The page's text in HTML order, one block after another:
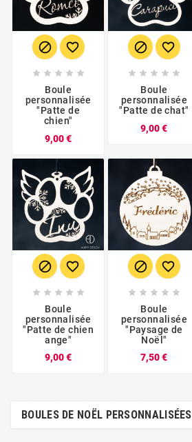
 
    
Boule
personnalisée
"Patte de
chien"
9,00 €Prix
 
    
Boule
personnalisée
"Patte de chat"
9,00 €Prix
 
    
Boule
personnalisée
"Patte de chien
ange"
9,00 €Prix
 
    
Boule
personnalisée
"Paysage de
Noël"
7,50 €Prix
BOULES DE NOËL PERSONNALISÉES